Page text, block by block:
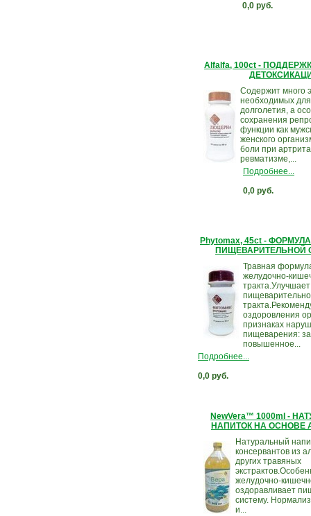
0,0 руб.
Alfalfa, 100ct -
Содержит много
необходимых
долголетия, а
сохранения
функции как
женского
боли при
ревматизме,...
Подробнее...
0,0 руб.
Phytomax, 45ct -
ПИЩЕВАРИТЕЛЬНОЙ
Травная
желудочно-
оздоровления
признаках
пищеварения:
повышенное...
Подробнее...
0,0 руб.
NewVera™ 1000ml -
НАПИТОК НА ОСНОВЕ
Натуральный
консервантов из
других травяных
желудочно-
оздоравливает
систему.
и...